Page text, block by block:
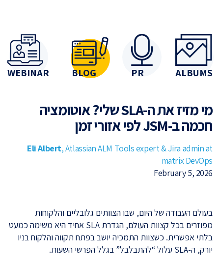
WEBINAR BLOG PR ALBUMS
מי מזיז את ה-SLA שלי? אוטומציה
חכמה ב-JSM לפי אזורי זמן
Eli Albert, Atlassian ALM Tools expert & Jira admin at
matrix DevOps
February 5, 2026
בעולם העבודה של היום, שבו הצוותים גלובליים והלקוחות
מפוזרים בכל קצוות העולם, הגדרת SLA אחיד היא משימה כמעט
בלתי אפשרית. כשצוות התמכיה יושב בפתח תקווה והלקוח בניו
יורק, ה-SLA עלול “להתבלבל” בגלל הפרשי השעות.